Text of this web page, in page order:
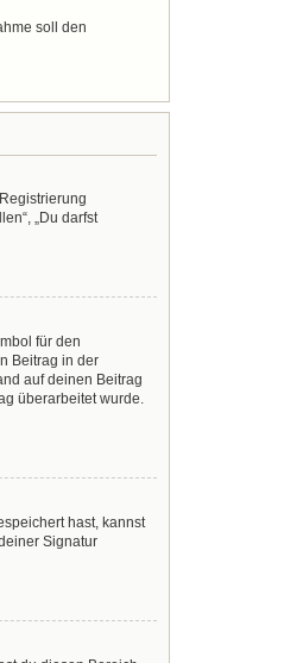
soll den
„Du darfst
für den
Beitrag in der
auf deinen Beitrag
überarbeitet wurde.
hast, kannst
Signatur